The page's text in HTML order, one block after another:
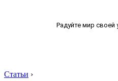
Радуйте мир своей
Статьи ›